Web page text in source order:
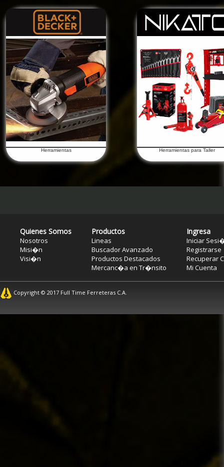
Herramientas Herramientas para Taller
Quienes Somos
Nosotros
Misi�n
Visi�n
Productos
Lineas
Buscador Avanzado
Productos Destacados
Mercanc�a en Tr�nsito
Ingresa
Iniciar
Registrarse
Recuperar
Mi Cuenta
Copyright © 2017 Full Time Ferreteras C.A.